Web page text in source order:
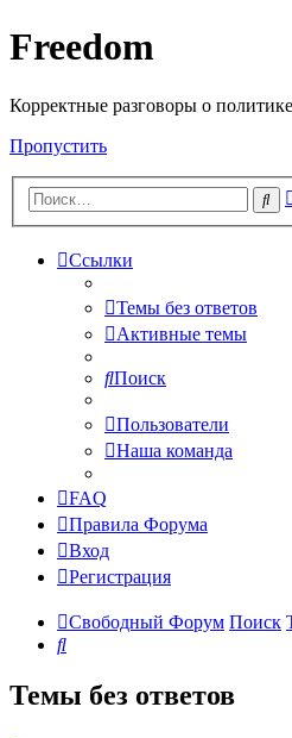
Freedom
Корректные разговоры о
Пропустить
Ссылки
Темы без ответов
Активные темы
Поиск
Пользователи
Наша команда
FAQ
Правила Форума
Вход
Регистрация
Свободный Форум Поиск
Поиск
Темы без ответов